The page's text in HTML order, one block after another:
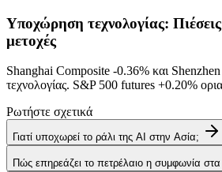
Υποχώρηση τεχνολογίας: Πιέσεις
μετοχές
Shanghai Composite -0.36% και Shenzhen
τεχνολογίας. S&P 500 futures +0.20%
Ρωτήστε σχετικά
Γιατί υποχωρεί το ράλι της AI στην Ασία;
Πώς επηρεάζει το πετρέλαιο η συμφωνία